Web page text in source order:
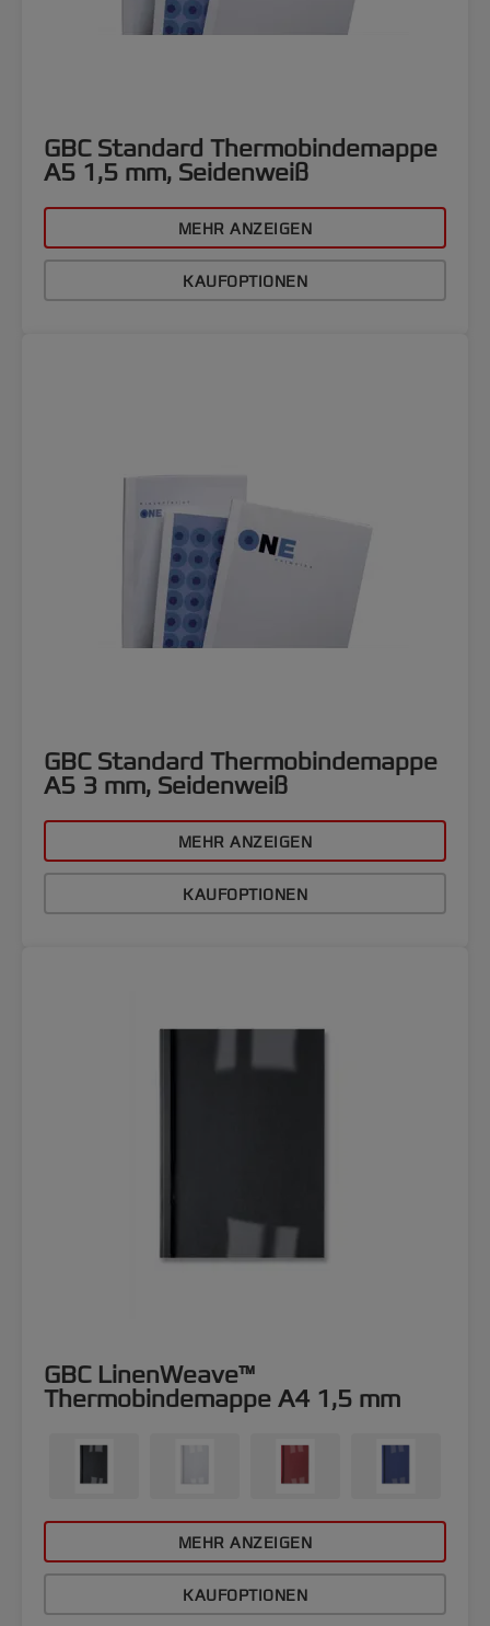
GBC Standard Thermobindemappe
A5 1,5 mm, Seidenweiß
MEHR ANZEIGEN
KAUFOPTIONEN
GBC Standard Thermobindemappe
A5 3 mm, Seidenweiß
MEHR ANZEIGEN
KAUFOPTIONEN
GBC LinenWeave™
Thermobindemappe A4 1,5 mm
MEHR ANZEIGEN
KAUFOPTIONEN